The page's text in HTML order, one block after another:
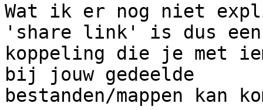
Wat ik er nog niet
'share link' is dus een
koppeling die je met
bij jouw gedeelde
bestanden/mappen kan